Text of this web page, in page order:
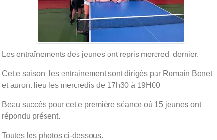
Les entraînements des jeunes ont repris mercredi dernier.
Cette saison, les entrainement sont dirigés par Romain Bonet
et auront lieu les mercredis de 17h30 à 19H00
Beau succès pour cette première séance où 15 jeunes ont
répondu présent.
Toutes les photos ci-dessous.